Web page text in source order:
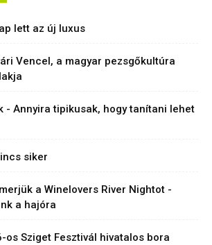
lett az új luxus
Vencel, a magyar pezsgőkultúra
- Annyira tipikusak, hogy tanítani lehet
siker
a Winelovers River Nightot -
a hajóra
os Sziget Fesztivál hivatalos bora